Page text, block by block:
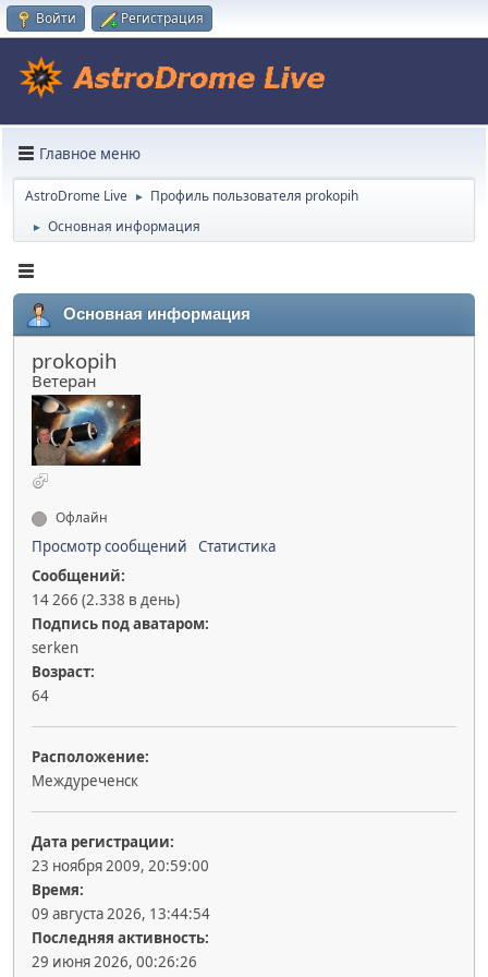
Войти Регистрация
Главное меню
AstroDrome Live ► Профиль пользователя prokopih
► Основная информация
Основная информация
prokopih
Ветеран
Офлайн
Просмотр сообщений
Статистика
Сообщений:
14 266 (2.338 в день)
Подпись под аватаром:
serken
Возраст:
64
Расположение:
Междуреченск
Дата регистрации:
23 ноября 2009, 20:59:00
Время:
09 августа 2026, 13:44:54
Последняя активность:
29 июня 2026, 00:26:26